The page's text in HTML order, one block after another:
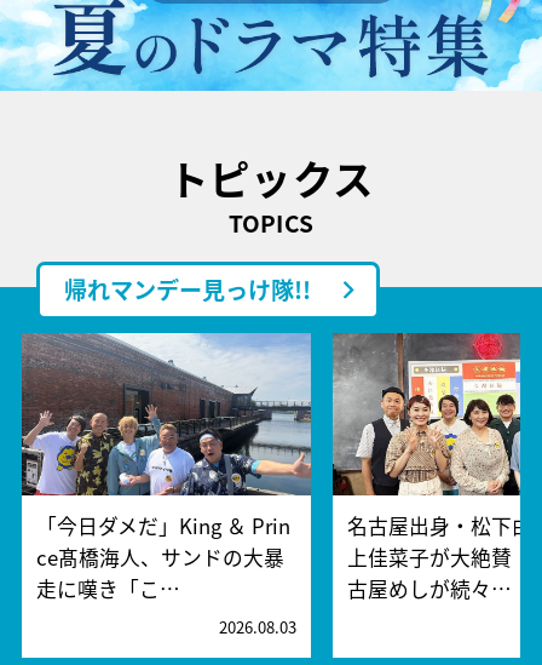
トピックス
TOPICS
帰れマンデー見っけ隊!!
「今日ダメだ」King ＆ Prin
ce髙橋海人、サンドの大暴
走に嘆き「こ…
2026.08.03
名古屋出身・松下由
上佳菜子が大絶賛！
古屋めしが続々…